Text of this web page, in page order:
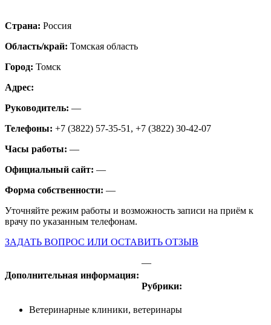
Страна: Россия
Область/край: Томская область
Город: Томск
Адрес:
Руководитель: —
Телефоны: +7 (3822) 57-35-51, +7 (3822) 30-42-07
Часы работы: —
Официальный сайт: —
Форма собственности: —
Уточняйте режим работы и возможность записи на приём к
врачу по указанным телефонам.
ЗАДАТЬ ВОПРОС ИЛИ ОСТАВИТЬ ОТЗЫВ
Дополнительная информация:
—
Рубрики:
Ветеринарные клиники, ветеринары